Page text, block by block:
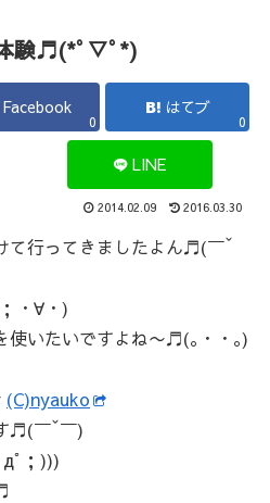
験♬(*ﾟ▽ﾟ*)
Facebook
0
はてブ
0
LINE
2014.02.09 2016.03.30
て行ってきましたよん♬(￣ˇ
・∀・)
使いたいですよね〜♬(｡・・｡)
(C)nyauko
♬(￣ˇ￣)
ﾟ；)))